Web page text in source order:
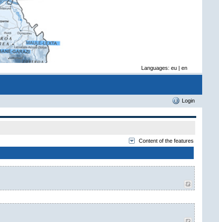
Languages:eu |en
Login
Content of the features